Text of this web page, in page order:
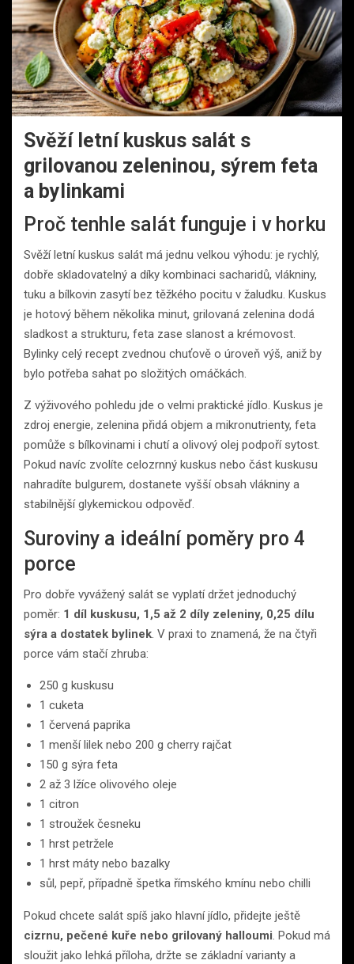
Svěží letní kuskus salát s
grilovanou zeleninou, sýrem feta
a bylinkami
Proč tenhle salát funguje i v horku
Svěží letní kuskus salát má jednu velkou výhodu: je rychlý,
dobře skladovatelný a díky kombinaci sacharidů, vlákniny,
tuku a bílkovin zasytí bez těžkého pocitu v žaludku. Kuskus
je hotový během několika minut, grilovaná zelenina dodá
sladkost a strukturu, feta zase slanost a krémovost.
Bylinky celý recept zvednou chuťově o úroveň výš, aniž by
bylo potřeba sahat po složitých omáčkách.
Z výživového pohledu jde o velmi praktické jídlo. Kuskus je
zdroj energie, zelenina přidá objem a mikronutrienty, feta
pomůže s bílkovinami i chutí a olivový olej podpoří sytost.
Pokud navíc zvolíte celozrnný kuskus nebo část kuskusu
nahradíte bulgurem, dostanete vyšší obsah vlákniny a
stabilnější glykemickou odpověď.
Suroviny a ideální poměry pro 4
porce
Pro dobře vyvážený salát se vyplatí držet jednoduchý
poměr: 1 díl kuskusu, 1,5 až 2 díly zeleniny, 0,25 dílu
sýra a dostatek bylinek. V praxi to znamená, že na čtyři
porce vám stačí zhruba:
250 g kuskusu
1 cuketa
1 červená paprika
1 menší lilek nebo 200 g cherry rajčat
150 g sýra feta
2 až 3 lžíce olivového oleje
1 citron
1 stroužek česneku
1 hrst petržele
1 hrst máty nebo bazalky
sůl, pepř, případně špetka římského kmínu nebo chilli
Pokud chcete salát spíš jako hlavní jídlo, přidejte ještě
cizrnu, pečené kuře nebo grilovaný halloumi. Pokud má
sloužit jako lehká příloha, držte se základní varianty a